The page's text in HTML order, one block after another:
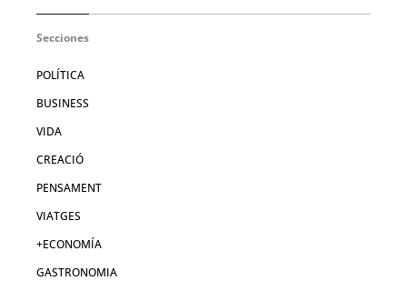
Secciones
POLÍTICA
BUSINESS
VIDA
CREACIÓ
PENSAMENT
VIATGES
+ECONOMÍA
GASTRONOMIA